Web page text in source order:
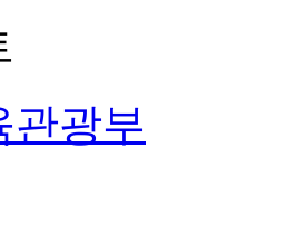
관광부